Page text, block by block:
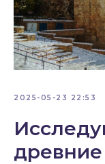
2025-05-23 22:53